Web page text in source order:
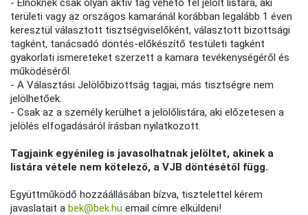
- Elnöknek csak olyan aktív tag vehető fel jelölt listára, aki
területi vagy az országos kamaránál korábban legalább 1 éven
keresztül választott tisztségviselőként, választott bizottsági
tagként, tanácsadó döntés-előkészítő testületi tagként
gyakorlati ismereteket szerzett a kamara tevékenységéről és
működéséről.
- A Választási Jelölőbizottság tagjai, más tisztségre nem
jelölhetőek.
- Csak az a személy kerülhet a jelölőlistára, aki előzetesen a
jelölés elfogadásáról írásban nyilatkozott.
Tagjaink egyénileg is javasolhatnak jelöltet, akinek a
listára vétele nem kötelező, a VJB döntésétől függ.
Együttműködő hozzáállásában bízva, tisztelettel kérem
javaslatait abek@bek.hu email címre elküldeni!